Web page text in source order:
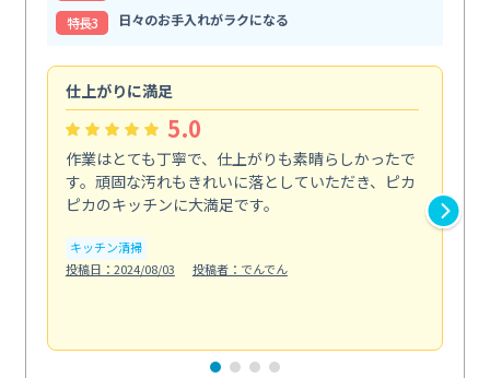
特⻑3
日々のお手入れがラクになる
仕上がりに満足
5.0
作業はとても丁寧で、仕上がりも素晴らしかったで
す。頑固な汚れもきれいに落としていただき、ピカ
ピカのキッチンに大満足です。
キッチン清掃
投稿日：2024/08/03
投稿者：でんでん